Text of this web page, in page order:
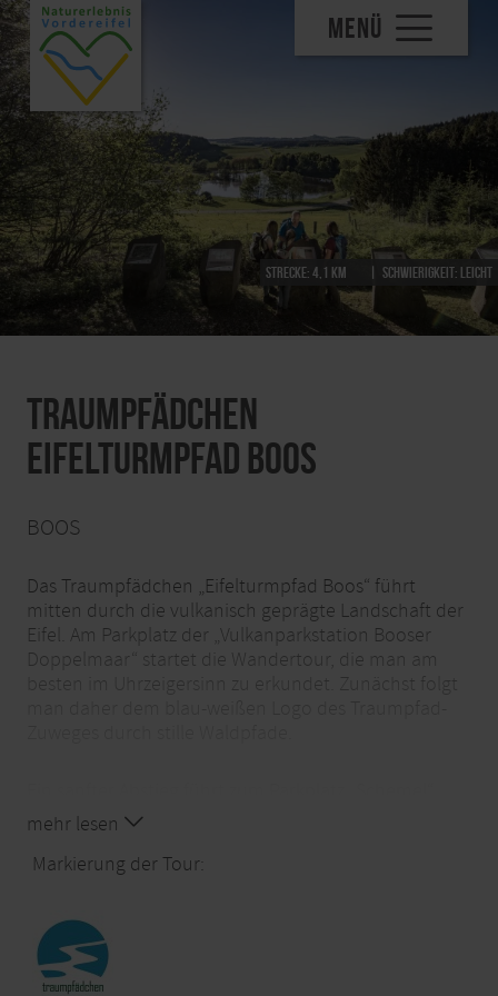
MENÜ
Strecke:4,1 km Schwierigkeit: leicht
Traumpfädchen
Eifelturmpfad Boos
BOOS
Das Traumpfädchen „Eifelturmpfad Boos“ führt
mitten durch die vulkanisch geprägte Landschaft der
Eifel. Am Parkplatz der „Vulkanparkstation Booser
Doppelmaar“ startet die Wandertour, die man am
mit einer ersten Rastmöglichkeit. Von hier aus öffnet
Wasser in der Sonne glitzert. Der Blick schweift am
dessen Grund von Wiesen und Gehölzen bedeckt ist.
An einem Rastplatz mit Vulkanaufschluss versetzt
eine Lavabombe die Wanderer ins Staunen. Nach
mehr lesen
Markierung der Tour: